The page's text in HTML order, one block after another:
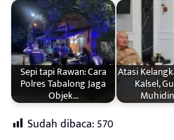
Sepi tapi Rawan: Cara
Polres Tabalong Jaga
Objek…
Atasi
Kalsel,
Sudah dibaca:570